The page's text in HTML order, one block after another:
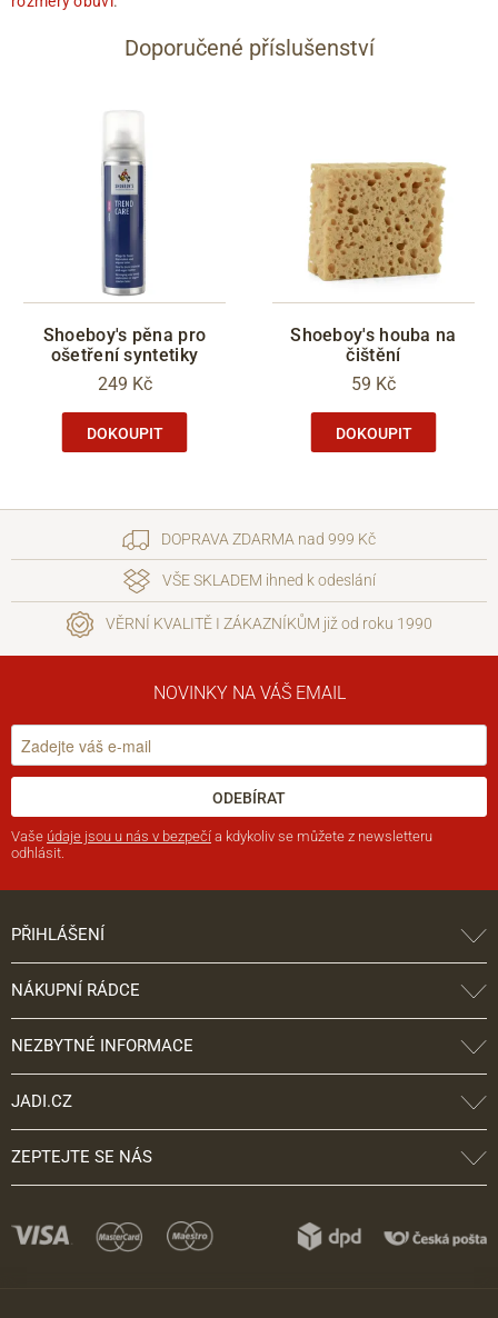
Doporučené příslušenství
Shoeboy's pěna pro
ošetření syntetiky
249 Kč
DOKOUPIT
Shoeboy's houba na
čištění
59 Kč
DOKOUPIT
DOPRAVA ZDARMA nad 999 Kč
VŠE SKLADEM ihned k odeslání
VĚRNÍ KVALITĚ I ZÁKAZNÍKŮM již od roku 1990
NOVINKY NA VÁŠ EMAIL
ODEBÍRAT
Vaše údaje jsou u nás v bezpečí a kdykoliv se můžete z newsletteru
odhlásit.
PŘIHLÁŠENÍ
NÁKUPNÍ RÁDCE
NEZBYTNÉ INFORMACE
JADI.CZ
ZEPTEJTE SE NÁS